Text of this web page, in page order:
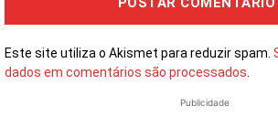
Este site utiliza o Akismet para reduzir spam.
dados em comentários são processados.
Publicidade